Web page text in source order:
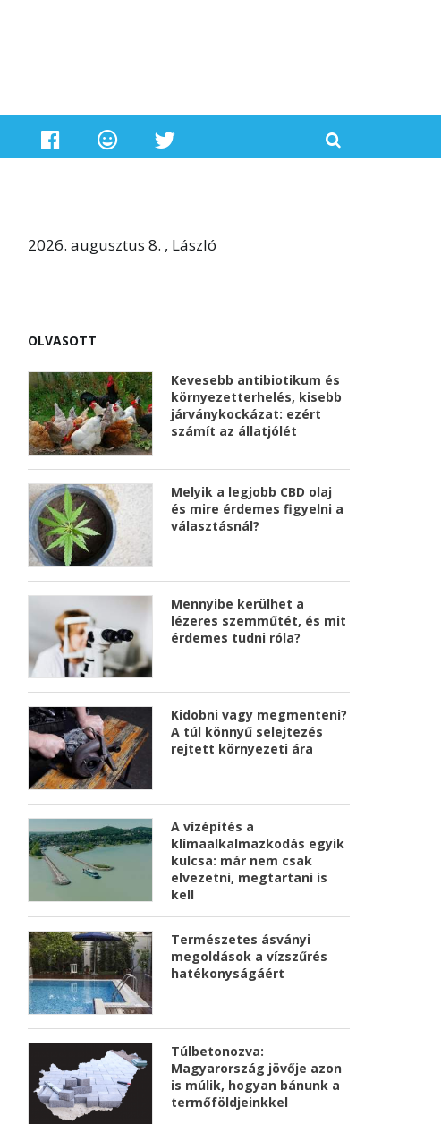
2026. augusztus 8. , László
OLVASOTT
Kevesebb antibiotikum és
környezetterhelés, kisebb
járványkockázat: ezért
számít az állatjólét
Melyik a legjobb CBD olaj
és mire érdemes figyelni a
választásnál?
Mennyibe kerülhet a
lézeres szemműtét, és mit
érdemes tudni róla?
Kidobni vagy megmenteni?
A túl könnyű selejtezés
rejtett környezeti ára
A vízépítés a
klímaalkalmazkodás egyik
kulcsa: már nem csak
elvezetni, megtartani is
kell
Természetes ásványi
megoldások a vízszűrés
hatékonyságáért
Túlbetonozva:
Magyarország jövője azon
is múlik, hogyan bánunk a
termőföldjeinkkel